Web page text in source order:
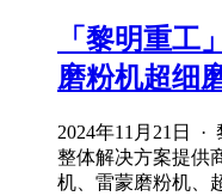
「黎明重工
磨粉机超细
2024年11月21日 ·
整体解决方案提供
机、雷蒙磨粉机、